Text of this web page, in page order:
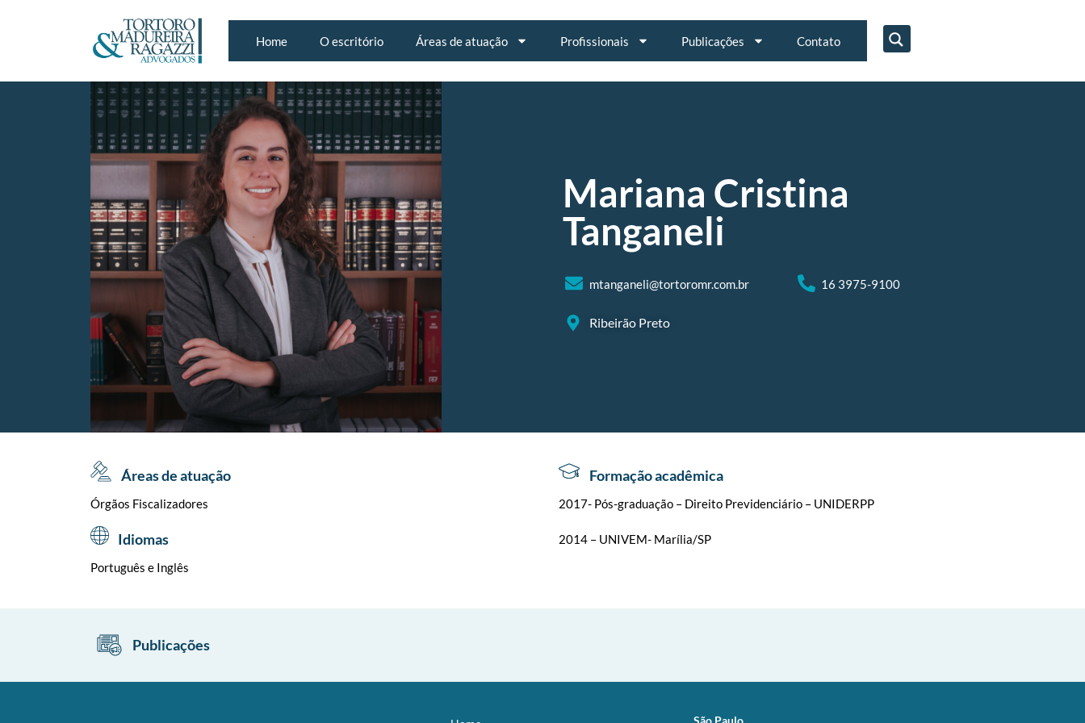
Home O escritório Áreas de atuação Profissionais Publicações Contato
Mariana Cristina
Tanganeli
mtanganeli@tortoromr.com.br 16 3975-9100
Ribeirão Preto
Áreas de atuação
Órgãos Fiscalizadores
Idiomas
Português e Inglês
Formação acadêmica
2017- Pós-graduação – Direito Previdenciário – UNIDERPP
2014 – UNIVEM- Marília/SP
Publicações
São Paulo